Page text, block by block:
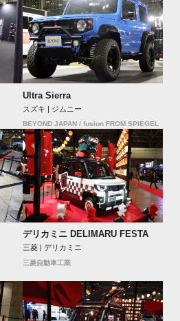
Ultra Sierra
スズキ | ジムニー
BEYOND JAPAN / fusion FROM SPIEGEL
デリカミニ DELIMARU FESTA
三菱 | デリカミニ
三菱自動車工業